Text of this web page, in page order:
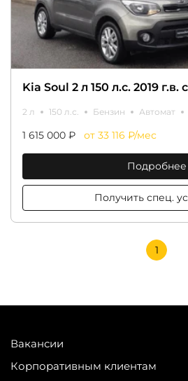
Kia Soul 2 л 150 л.с. 2019 г.в.
2 л 150 л.с. Бензин Автомат
1 615 000 ₽ от 33 116 ₽/мес
Подробнее
1
Вакансии
Корпоративным клиентам